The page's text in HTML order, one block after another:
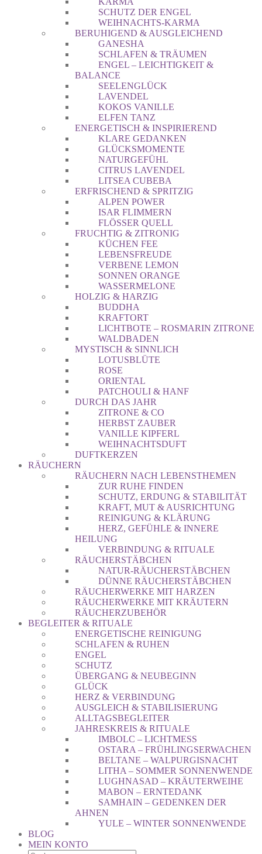
SCHUTZ DER ENGEL
WEIHNACHTS-KARMA
BERUHIGEND & AUSGLEICHEND
GANESHA
SCHLAFEN & TRÄUMEN
ENGEL – LEICHTIGKEIT &
BALANCE
SEELENGLÜCK
LAVENDEL
KOKOS VANILLE
ELFEN TANZ
ENERGETISCH & INSPIRIEREND
KLARE GEDANKEN
GLÜCKSMOMENTE
NATURGEFÜHL
CITRUS LAVENDEL
LITSEA CUBEBA
ERFRISCHEND & SPRITZIG
ALPEN POWER
ISAR FLIMMERN
FLÖSSER QUELL
FRUCHTIG & ZITRONIG
KÜCHEN FEE
LEBENSFREUDE
VERBENE LEMON
SONNEN ORANGE
WASSERMELONE
HOLZIG & HARZIG
BUDDHA
KRAFTORT
LICHTBOTE – ROSMARIN ZITRONE
WALDBADEN
MYSTISCH & SINNLICH
LOTUSBLÜTE
ROSE
ORIENTAL
PATCHOULI & HANF
DURCH DAS JAHR
ZITRONE & CO
HERBST ZAUBER
VANILLE KIPFERL
WEIHNACHTSDUFT
DUFTKERZEN
RÄUCHERN
RÄUCHERN NACH LEBENSTHEMEN
ZUR RUHE FINDEN
SCHUTZ, ERDUNG & STABILITÄT
KRAFT, MUT & AUSRICHTUNG
REINIGUNG & KLÄRUNG
HERZ, GEFÜHLE & INNERE
HEILUNG
VERBINDUNG & RITUALE
RÄUCHERSTÄBCHEN
NATUR-RÄUCHERSTÄBCHEN
DÜNNE RÄUCHERSTÄBCHEN
RÄUCHERWERKE MIT HARZEN
RÄUCHERWERKE MIT KRÄUTERN
RÄUCHERZUBEHÖR
BEGLEITER & RITUALE
ENERGETISCHE REINIGUNG
SCHLAFEN & RUHEN
ENGEL
SCHUTZ
ÜBERGANG & NEUBEGINN
GLÜCK
HERZ & VERBINDUNG
AUSGLEICH & STABILISIERUNG
ALLTAGSBEGLEITER
JAHRESKREIS & RITUALE
IMBOLC – LICHTMESS
OSTARA – FRÜHLINGSERWACHEN
BELTANE – WALPURGISNACHT
LITHA – SOMMER SONNENWENDE
LUGHNASAD – KRÄUTERWEIHE
MABON – ERNTEDANK
SAMHAIN – GEDENKEN DER
AHNEN
YULE – WINTER SONNENWENDE
BLOG
MEIN KONTO